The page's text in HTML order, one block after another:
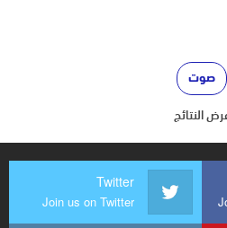
النتائج
Twitter
Join us on Twitter